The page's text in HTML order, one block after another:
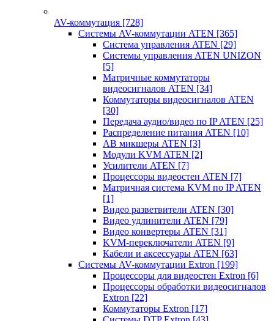
AV-коммутация [728]
Системы AV-коммутации ATEN [365]
Система управления ATEN [29]
Системы управления ATEN UNIZON
[5]
Матричные коммутаторы
видеосигналов ATEN [34]
Коммутаторы видеосигналов ATEN
[30]
Передача аудио/видео по IP ATEN [25]
Распределение питания ATEN [10]
АВ микшеры ATEN [3]
Модули KVM ATEN [2]
Усилители ATEN [7]
Процессоры видеостен ATEN [7]
Матричная система KVM по IP ATEN
[1]
Видео разветвители ATEN [30]
Видео удлинители ATEN [79]
Видео конвертеры ATEN [31]
KVM-переключатели ATEN [9]
Кабели и аксессуары ATEN [63]
Системы AV-коммутации Extron [199]
Процессоры для видеостен Extron [6]
Процессоры обработки видеосигналов
Extron [22]
Коммутаторы Extron [17]